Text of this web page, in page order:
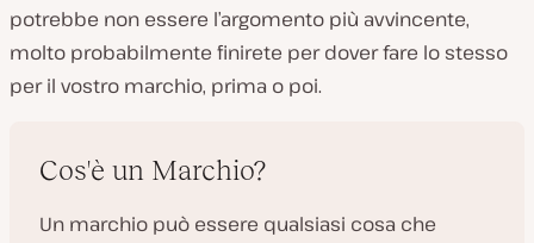
potrebbe non essere l’argomento più avvincente,
molto probabilmente finirete per dover fare lo stesso
per il vostro marchio, prima o poi.
Cos'è un Marchio?
Un marchio può essere qualsiasi cosa che